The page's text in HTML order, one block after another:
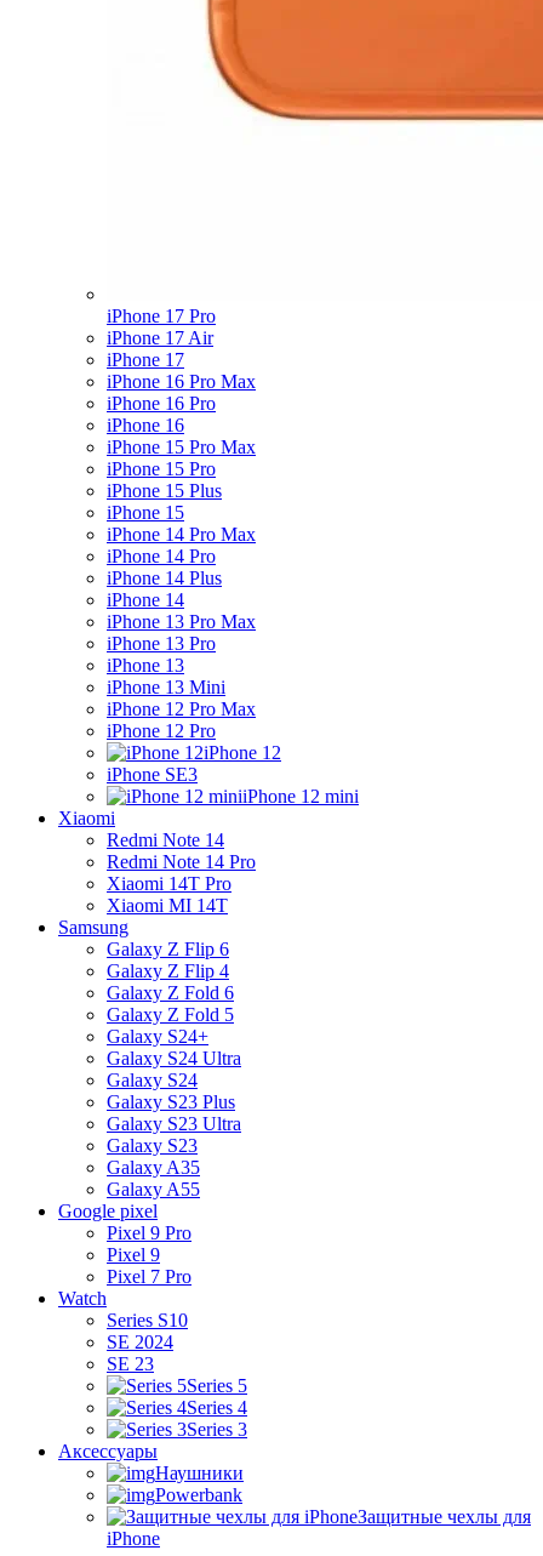
iPhone 17 Pro
iPhone 17 Air
iPhone 17
iPhone 16 Pro Max
iPhone 16 Pro
iPhone 16
iPhone 15 Pro Max
iPhone 15 Pro
iPhone 15 Plus
iPhone 15
iPhone 14 Pro Max
iPhone 14 Pro
iPhone 14 Plus
iPhone 14
iPhone 13 Pro Max
iPhone 13 Pro
iPhone 13
iPhone 13 Mini
iPhone 12 Pro Max
iPhone 12 Pro
iPhone 12
iPhone SE3
iPhone 12 mini
Xiaomi
Redmi Note 14
Redmi Note 14 Pro
Xiaomi 14T Pro
Xiaomi MI 14T
Samsung
Galaxy Z Flip 6
Galaxy Z Flip 4
Galaxy Z Fold 6
Galaxy Z Fold 5
Galaxy S24+
Galaxy S24 Ultra
Galaxy S24
Galaxy S23 Plus
Galaxy S23 Ultra
Galaxy S23
Galaxy A35
Galaxy A55
Google pixel
Pixel 9 Pro
Pixel 9
Pixel 7 Pro
Watch
Series S10
SE 2024
SE 23
Series 5
Series 4
Series 3
Аксессуары
Наушники
Powerbank
Защитные чехлы для
iPhone